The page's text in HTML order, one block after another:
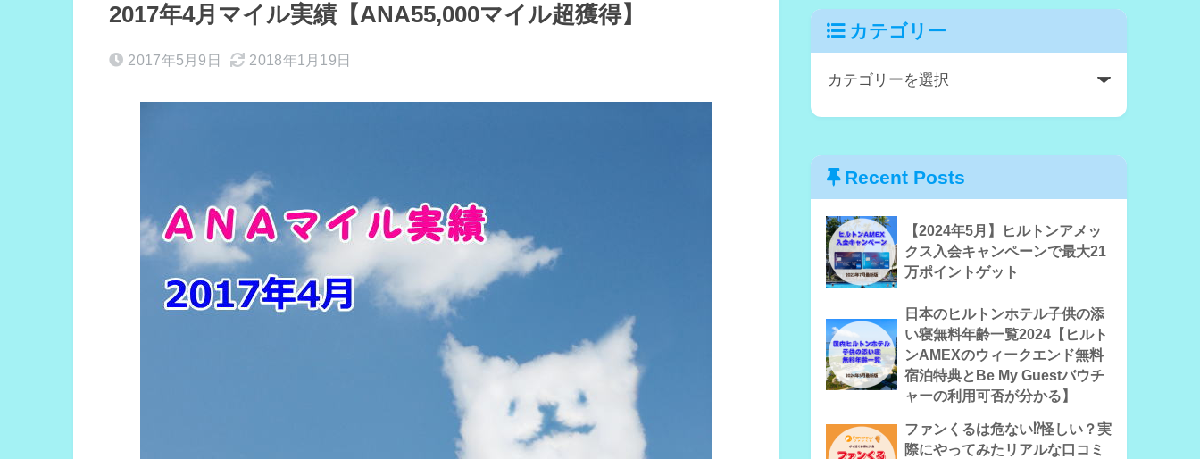
2017年4月マイル実績【ANA55,000マイル超獲得】
2017年5月9日 2018年1月19日
カテゴリー
Recent Posts
【2024年5月】ヒルトンアメッ
クス入会キャンペーンで最大21
万ポイントゲット
日本のヒルトンホテル子供の添
い寝無料年齢一覧2024【ヒルト
ンAMEXのウィークエンド無料
宿泊特典とBe My Guestバウチ
ャーの利用可否が分かる】
ファンくるは危ない⁉怪しい？実
際にやってみたリアルな口コミ